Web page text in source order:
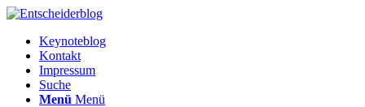
Keynoteblog
Kontakt
Impressum
Suche
Menü Menü